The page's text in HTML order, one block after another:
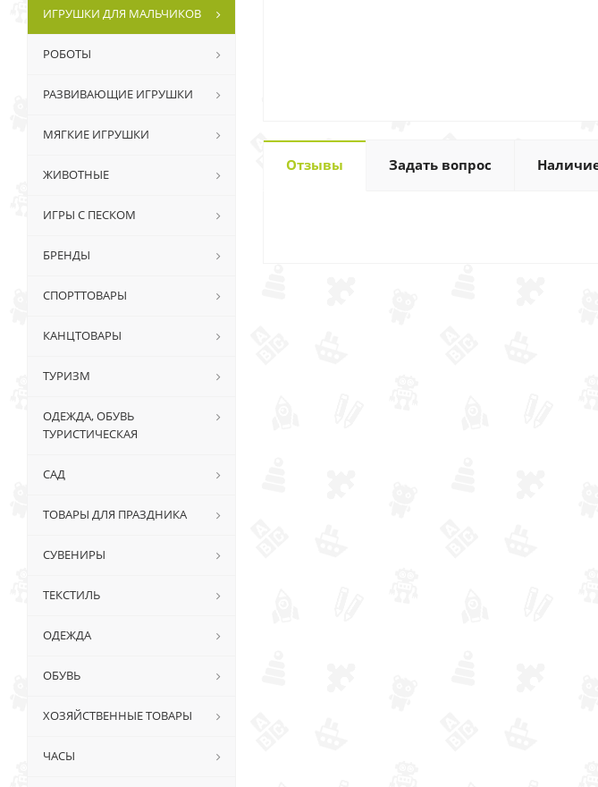
Отзывы Задать вопрос
ИГРУШКИ ДЛЯ МАЛЬЧИКОВ
РОБОТЫ
РАЗВИВАЮЩИЕ ИГРУШКИ
МЯГКИЕ ИГРУШКИ
ЖИВОТНЫЕ
ИГРЫ С ПЕСКОМ
БРЕНДЫ
СПОРТТОВАРЫ
КАНЦТОВАРЫ
ТУРИЗМ
ОДЕЖДА, ОБУВЬ
ТУРИСТИЧЕСКАЯ
САД
ТОВАРЫ ДЛЯ ПРАЗДНИКА
СУВЕНИРЫ
ТЕКСТИЛЬ
ОДЕЖДА
ОБУВЬ
ХОЗЯЙСТВЕННЫЕ ТОВАРЫ
ЧАСЫ